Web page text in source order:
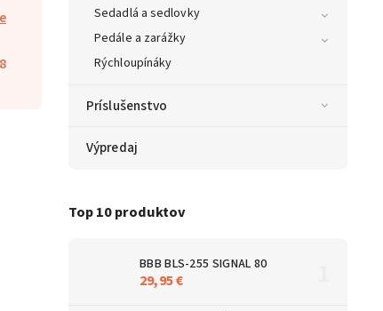
Sedadlá a sedlovky
Pedále a zarážky
Rýchloupínáky
Príslušenstvo
Výpredaj
Top 10 produktov
BBB BLS-255 SIGNAL 80
29,95 €